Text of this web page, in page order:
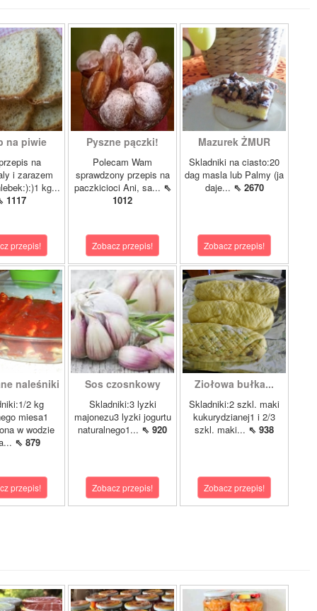
na piwie
na
i zarazem
kg...
1117
przepis!
Pyszne pączki!
Polecam Wam
sprawdzony przepis na
paczkicioci Ani, sa... ⇖
1012
Zobacz przepis!
Mazurek ŻMUR
Skladniki na ciasto:20
dag masla lub Palmy (ja
daje... ⇖ 2670
Zobacz przepis!
naleśniki
2 kg
miesa1
w wodzie
⇖ 879
przepis!
Sos czosnkowy
Skladniki:3 lyzki
majonezu3 lyzki jogurtu
naturalnego1... ⇖ 920
Zobacz przepis!
Ziołowa bułka...
Skladniki:2 szkl. maki
kukurydzianej1 i 2/3
szkl. maki... ⇖ 938
Zobacz przepis!